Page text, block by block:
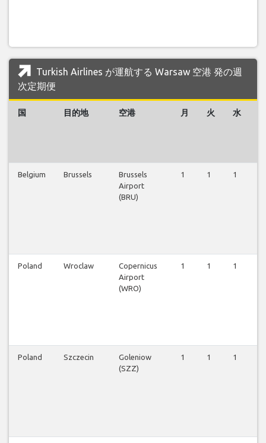
Turkish Airlines が運航する Warsaw 空港 発の週
次定期便
国 目的地 空港 月 火 水
Belgium Brussels
Brussels
Airport
(BRU)
1 1 1
Poland Wroclaw
Copernicus
Airport
(WRO)
1 1 1
Poland Szczecin
Goleniow
(SZZ)
1 1 1